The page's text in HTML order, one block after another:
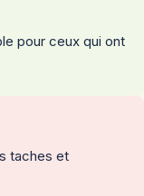
pour ceux qui ont
taches et